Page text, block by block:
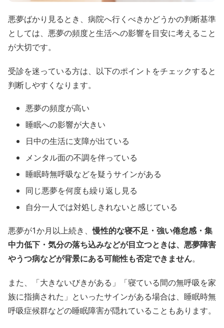
悪夢ばかり見るとき、病院へ行くべきかどうかの判断基準
としては、悪夢の頻度と生活への影響を目安に考えること
が大切です。
受診を迷っている方は、以下のポイントをチェックすると
判断しやすくなります。
悪夢の頻度が高い
睡眠への影響が大きい
日中の生活に支障が出ている
メンタル面の不調を伴っている
睡眠時無呼吸などを疑うサインがある
同じ悪夢を何度も繰り返し見る
自分一人では対処しきれないと感じている
悪夢が1か月以上続き、慢性的な寝不足・強い倦怠感・集
中力低下・気分の落ち込みなどが目立つときは、悪夢障害
やうつ病などが背景にある可能性も否定できません。
また、「大きないびきがある」「寝ている間の無呼吸を家
族に指摘された」といったサインがある場合は、睡眠時無
呼吸症候群などの睡眠障害が隠れていることもあります。